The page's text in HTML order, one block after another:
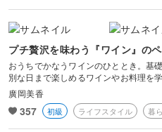
プチ贅沢を味わう『ワイン』の
おうちでかなうワインのひととき。基
別な日まで楽しめるワインやお料理を学
廣岡美香
357 初級 ライフスタイル 暮